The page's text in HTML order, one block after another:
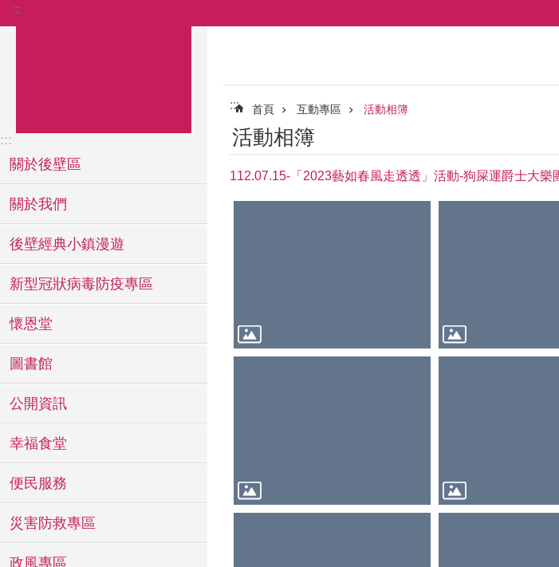
跳到主要內容區塊
:::
:::
關於後壁區
關於我們
後壁經典小鎮漫遊
新型冠狀病毒防疫專區
懷恩堂
圖書館
公開資訊
幸福食堂
便民服務
災害防救專區
政風專區
::: 首頁 互動專區 活動相簿
活動相簿
112.07.15-「2023藝如春風走透透」活動-狗屎運爵士大樂